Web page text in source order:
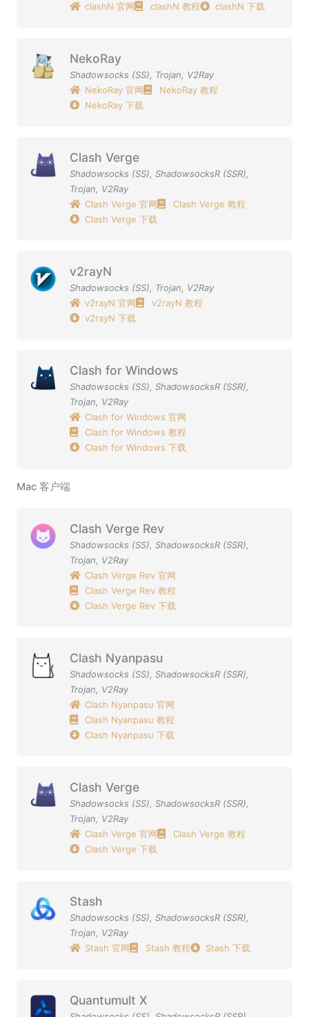
clashN 官网
clashN 教程 clashN 下载
NekoRay
Shadowsocks (SS), Trojan, V2Ray
NekoRay 官网
NekoRay 教程
NekoRay 下载
Clash Verge
Shadowsocks (SS), ShadowsocksR (SSR),
Trojan, V2Ray
Clash Verge 官网
Clash Verge 教程
Clash Verge 下载
v2rayN
Shadowsocks (SS), Trojan, V2Ray
v2rayN 官网
v2rayN 教程
v2rayN 下载
Clash for Windows
Shadowsocks (SS), ShadowsocksR (SSR),
Trojan, V2Ray
Clash for Windows 官网
Clash for Windows 教程
Clash for Windows 下载
Mac 客户端
Clash Verge Rev
Shadowsocks (SS), ShadowsocksR (SSR),
Trojan, V2Ray
Clash Verge Rev 官网
Clash Verge Rev 教程
Clash Verge Rev 下载
Clash Nyanpasu
Shadowsocks (SS), ShadowsocksR (SSR),
Trojan, V2Ray
Clash Nyanpasu 官网
Clash Nyanpasu 教程
Clash Nyanpasu 下载
Clash Verge
Shadowsocks (SS), ShadowsocksR (SSR),
Trojan, V2Ray
Clash Verge 官网
Clash Verge 教程
Clash Verge 下载
Stash
Shadowsocks (SS), ShadowsocksR (SSR),
Trojan, V2Ray
Stash 官网
Stash 教程 Stash 下载
Quantumult X